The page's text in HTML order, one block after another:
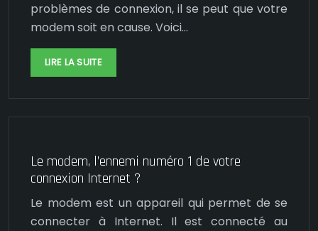
problèmes de connexion, il se peut que votre
modem soit en cause. Voici…
LIRE LA SUITE
Le modem, l’ennemi numéro 1 de votre
connexion Internet ?
Le modem est un appareil qui permet de se
connecter à Internet. Il est connecté au